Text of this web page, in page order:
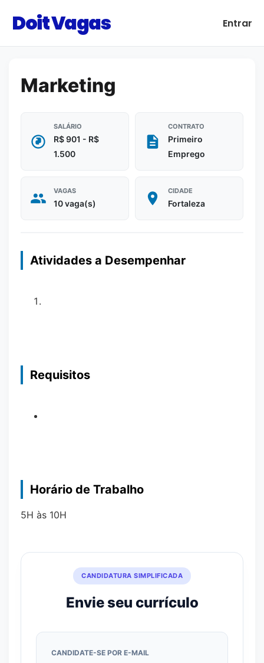
Doit Vagas Entrar
Marketing
SALÁRIO
R$ 901 - R$
1.500
CONTRATO
Primeiro
Emprego
VAGAS
10 vaga(s)
CIDADE
Fortaleza
Atividades a Desempenhar
Requisitos
Horário de Trabalho
5H às 10H
CANDIDATURA SIMPLIFICADA
Envie seu currículo
CANDIDATE-SE POR E-MAIL